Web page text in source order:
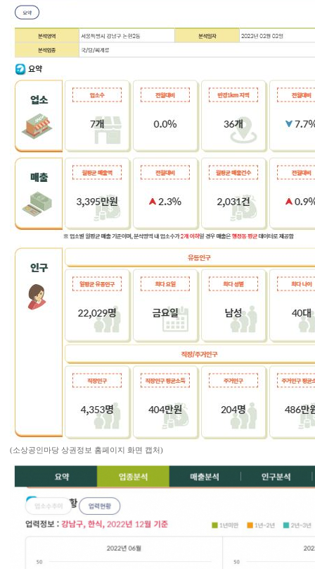
(소상공인마당 상권정보 홈페이지 화면 캡처)